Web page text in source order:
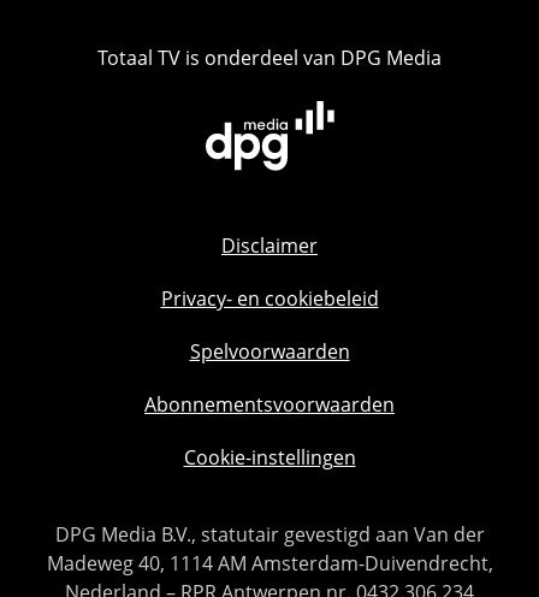
Totaal TV is onderdeel van DPG Media
Disclaimer
Privacy- en cookiebeleid
Spelvoorwaarden
Abonnementsvoorwaarden
Cookie-instellingen
DPG Media B.V., statutair gevestigd aan Van der
Madeweg 40, 1114 AM Amsterdam-Duivendrecht,